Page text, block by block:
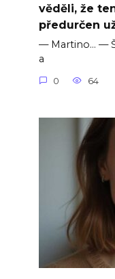
věděli, že
předurčen
— Martino… —
a
0 64